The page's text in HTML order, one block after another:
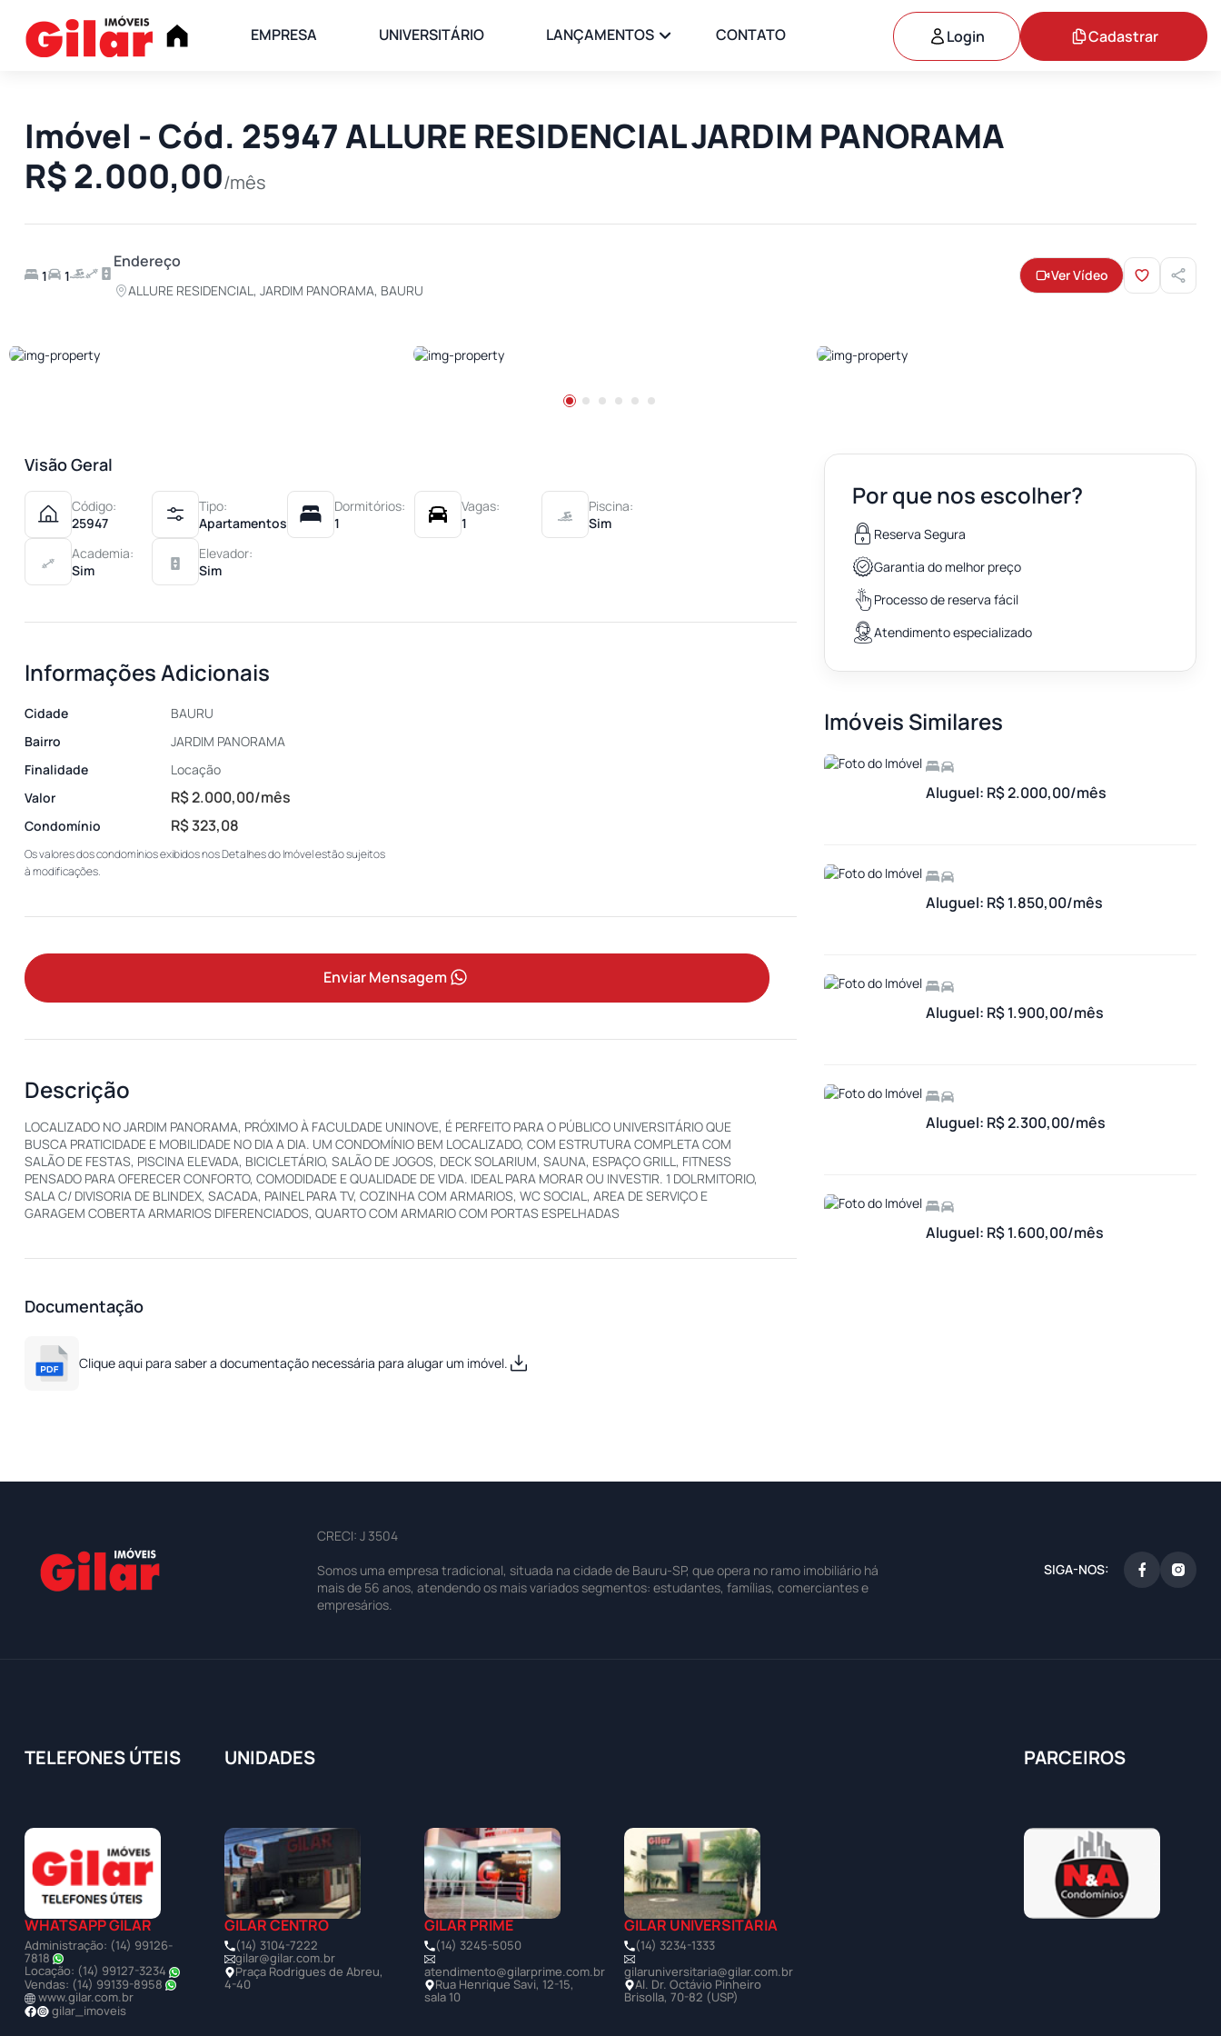
EMPRESA UNIVERSITÁRIO LANÇAMENTOS CONTATO Login Cadastrar
Imóvel - Cód. 25947 ALLURE RESIDENCIAL JARDIM PANORAMA
R$ 2.000,00/mês
1 1
Endereço
ALLURE RESIDENCIAL, JARDIM PANORAMA, BAURU
Ver Vídeo
Visão Geral
Código:
25947
Tipo:
Apartamentos
Dormitórios:
1
Vagas:
1
Piscina:
Sim
Academia:
Sim
Elevador:
Sim
Informações Adicionais
Cidade
BAURU
Bairro
JARDIM PANORAMA
Finalidade
Locação
Valor
R$ 2.000,00/mês
Condomínio R$ 323,08
Os valores dos condomínios exibidos nos Detalhes do Imóvel estão sujeitos
à modificações.
Enviar Mensagem
Descrição
LOCALIZADO NO JARDIM PANORAMA, PRÓXIMO À FACULDADE UNINOVE, É PERFEITO PARA O PÚBLICO UNIVERSITÁRIO QUE
BUSCA PRATICIDADE E MOBILIDADE NO DIA A DIA. UM CONDOMÍNIO BEM LOCALIZADO, COM ESTRUTURA COMPLETA COM
SALÃO DE FESTAS, PISCINA ELEVADA, BICICLETÁRIO, SALÃO DE JOGOS, DECK SOLARIUM, SAUNA, ESPAÇO GRILL, FITNESS
PENSADO PARA OFERECER CONFORTO, COMODIDADE E QUALIDADE DE VIDA. IDEAL PARA MORAR OU INVESTIR. 1 DOLRMITORIO,
SALA C/ DIVISORIA DE BLINDEX, SACADA, PAINEL PARA TV, COZINHA COM ARMARIOS, WC SOCIAL, AREA DE SERVIÇO E
GARAGEM COBERTA ARMARIOS DIFERENCIADOS, QUARTO COM ARMARIO COM PORTAS ESPELHADAS
Documentação
Clique aqui para saber a documentação necessária para alugar um imóvel.
Por que nos escolher?
Reserva Segura
Garantia do melhor preço
Processo de reserva fácil
Atendimento especializado
Imóveis Similares
Aluguel: R$ 2.000,00/mês
Aluguel: R$ 1.850,00/mês
Aluguel: R$ 1.900,00/mês
Aluguel: R$ 2.300,00/mês
Aluguel: R$ 1.600,00/mês
CRECI: J 3504
Somos uma empresa tradicional, situada na cidade de Bauru-SP, que opera no ramo imobiliário há
mais de 56 anos, atendendo os mais variados segmentos: estudantes, famílias, comerciantes e
empresários.
SIGA-NOS:
TELEFONES ÚTEIS UNIDADES PARCEIROS
WHATSAPP GILAR
Administração: (14) 99126-
7818
Locação: (14) 99127-3234
Vendas: (14) 99139-8958
www.gilar.com.br
gilar_imoveis
GILAR CENTRO
(14) 3104-7222
gilar@gilar.com.br
Praça Rodrigues de Abreu,
4-40
GILAR PRIME
(14) 3245-5050
atendimento@gilarprime.com.br
Rua Henrique Savi, 12-15,
sala 10
GILAR UNIVERSITÁRIA
(14) 3234-1333
gilaruniversitaria@gilar.com.br
Al. Dr. Octávio Pinheiro
Brisolla, 70-82 (USP)